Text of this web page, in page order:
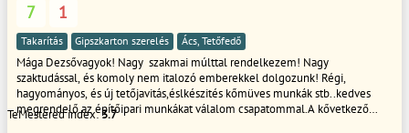
7 1
Takarítás Gipszkarton szerelés Ács, Tetőfedő
Mága Dezsővagyok! Nagy szakmai múlttal rendelkezem! Nagy
szaktudással, és komoly nem italozó emberekkel dolgozunk! Régi,
hagyományos, és új tetőjavitás,éslkészités kőmüves munkák stb..kedves
megrendelő az építőipari munkákat válalom csapatommal.A kővetkező
TeMestered index:3.7